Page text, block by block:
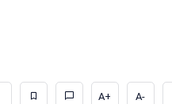
A+ A-